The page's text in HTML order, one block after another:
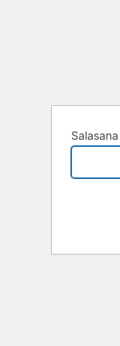
Salasana